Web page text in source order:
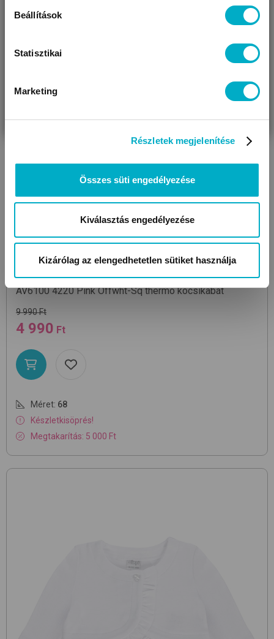
Beállítások
Statisztikai
Marketing
Részletek megjelenítése
Összes süti engedélyezése
Kiválasztás engedélyezése
Kizárólag az elengedhetetlen sütiket használja
ELLEPI
AV6100 4220 Pink Offwht-Sq thermo kocsikabát
9 990 Ft
4 990 Ft
Méret: 68
Készletkisöprés!
Megtakarítás: 5 000 Ft
VÁRANDÓS
AJÁNDÉKOT